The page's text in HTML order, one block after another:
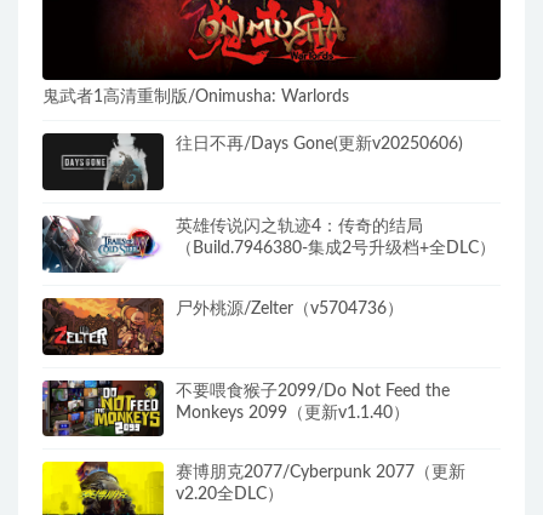
鬼武者1高清重制版​/Onimusha: Warlords
往日不再/Days Gone(更新v20250606)
英雄传说闪之轨迹4：传奇的结局
（Build.7946380-集成2号升级档+全DLC）
尸外桃源/Zelter（v5704736）
不要喂食猴子2099/Do Not Feed the
Monkeys 2099（更新v1.1.40）
赛博朋克2077/Cyberpunk 2077（更新
v2.20全DLC）